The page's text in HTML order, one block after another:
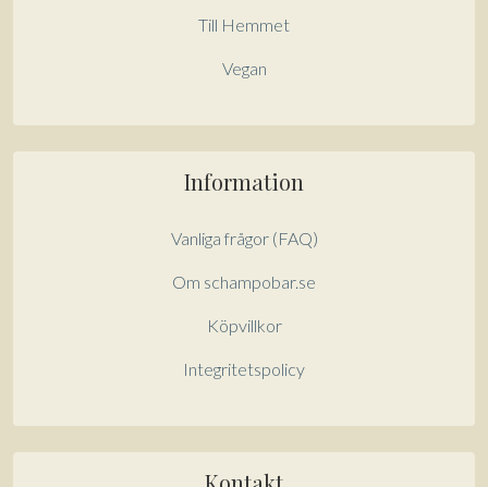
Till Hemmet
Vegan
Information
Vanliga frågor (FAQ)
Om schampobar.se
Köpvillkor
Integritetspolicy